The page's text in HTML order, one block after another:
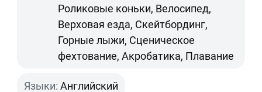
Роликовые коньки, Велосипед,
Верховая езда, Скейтбординг,
Горные лыжи, Сценическое
фехтование, Акробатика, Плавание
Языки: Английский